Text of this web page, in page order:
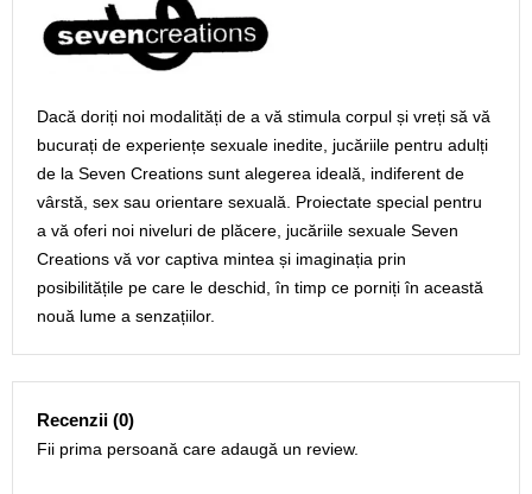
Dacă doriți noi modalități de a vă stimula corpul și vreți să vă
bucurați de experiențe sexuale inedite, jucăriile pentru adulți
de la Seven Creations sunt alegerea ideală, indiferent de
vârstă, sex sau orientare sexuală. Proiectate special pentru
a vă oferi noi niveluri de plăcere, jucăriile sexuale Seven
Creations vă vor captiva mintea și imaginația prin
posibilitățile pe care le deschid, în timp ce porniți în această
nouă lume a senzațiilor.
Recenzii (0)
Fii prima persoană care adaugă un review.